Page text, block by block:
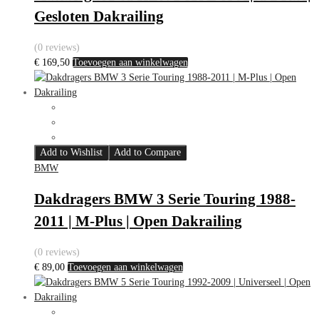
Gesloten Dakrailing
(0 reviews)
€ 169,50 Toevoegen aan winkelwagen
Add to Wishlist
Add to Compare
BMW
Dakdragers BMW 3 Serie Touring 1988-
2011 | M-Plus | Open Dakrailing
(0 reviews)
€ 89,00 Toevoegen aan winkelwagen